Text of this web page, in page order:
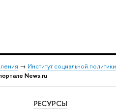
→ Институт социальной политики
News.ru
РЕСУРСЫ